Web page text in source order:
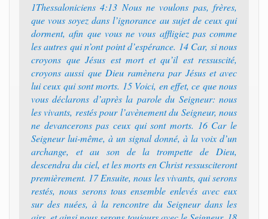
1Thessaloniciens 4:13 Nous ne voulons pas, frères,
que vous soyez dans l’ignorance au sujet de ceux qui
dorment, afin que vous ne vous affligiez pas comme
les autres qui n’ont point d’espérance. 14 Car, si nous
croyons que Jésus est mort et qu’il est ressuscité,
croyons aussi que Dieu ramènera par Jésus et avec
lui ceux qui sont morts. 15 Voici, en effet, ce que nous
vous déclarons d’après la parole du Seigneur: nous
les vivants, restés pour l’avènement du Seigneur, nous
ne devancerons pas ceux qui sont morts. 16 Car le
Seigneur lui-même, à un signal donné, à la voix d’un
archange, et au son de la trompette de Dieu,
descendra du ciel, et les morts en Christ ressusciteront
premièrement. 17 Ensuite, nous les vivants, qui serons
restés, nous serons tous ensemble enlevés avec eux
sur des nuées, à la rencontre du Seigneur dans les